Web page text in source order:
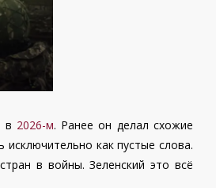
в 2026-м. Ранее он делал схожие
исключительно как пустые слова.
в войны. Зеленский это всё